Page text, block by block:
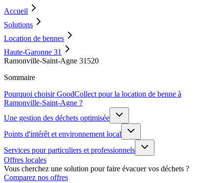
Accueil
Solutions
Location de bennes
Haute-Garonne 31
Ramonville-Saint-Agne 31520
Sommaire
Pourquoi choisir GoodCollect pour la location de benne à
Ramonville-Saint-Agne ?
Une gestion des déchets optimisée
Points d'intérêt et environnement local
Services pour particuliers et professionnels
Offres locales
Vous cherchez une solution pour faire évacuer vos déchets ?
Comparez nos offres